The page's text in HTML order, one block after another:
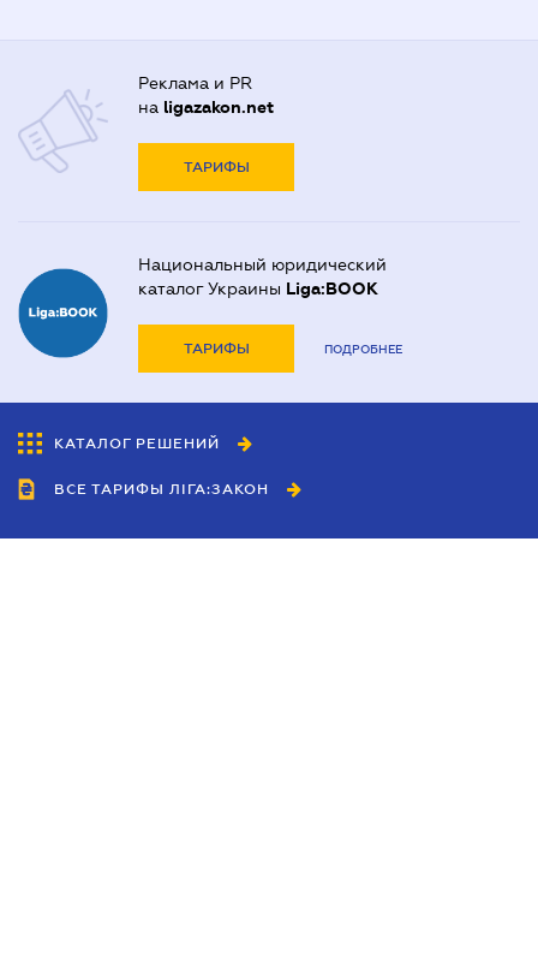
Реклама и PR
на ligazakon.net
ТАРИФЫ
Национальный юридический
каталог Украины Liga:BOOK
ТАРИФЫ ПОДРОБНЕЕ
КАТАЛОГ РЕШЕНИЙ
ВСЕ ТАРИФЫ ЛІГА:ЗАКОН